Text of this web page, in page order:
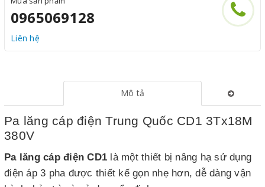
0965069128
Liên hệ
Mô tả
Pa lăng cáp điện Trung Quốc CD1 3Tx18M
380V
Pa lăng cáp điện CD1 là một thiết bị nâng hạ sử dụng
điện áp 3 pha được thiết kế gọn nhẹ hơn, dễ dàng vận